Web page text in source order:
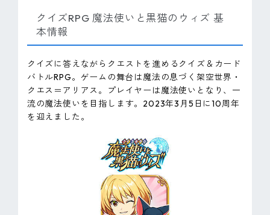
クイズRPG 魔法使いと黒猫のウィズ 基
本情報
クイズに答えながらクエストを進めるクイズ＆カード
バトルRPG。ゲームの舞台は魔法の息づく架空世界・
クエス＝アリアス。プレイヤーは魔法使いとなり、一
流の魔法使いを目指します。2023年3月5日に10周年
を迎えました。